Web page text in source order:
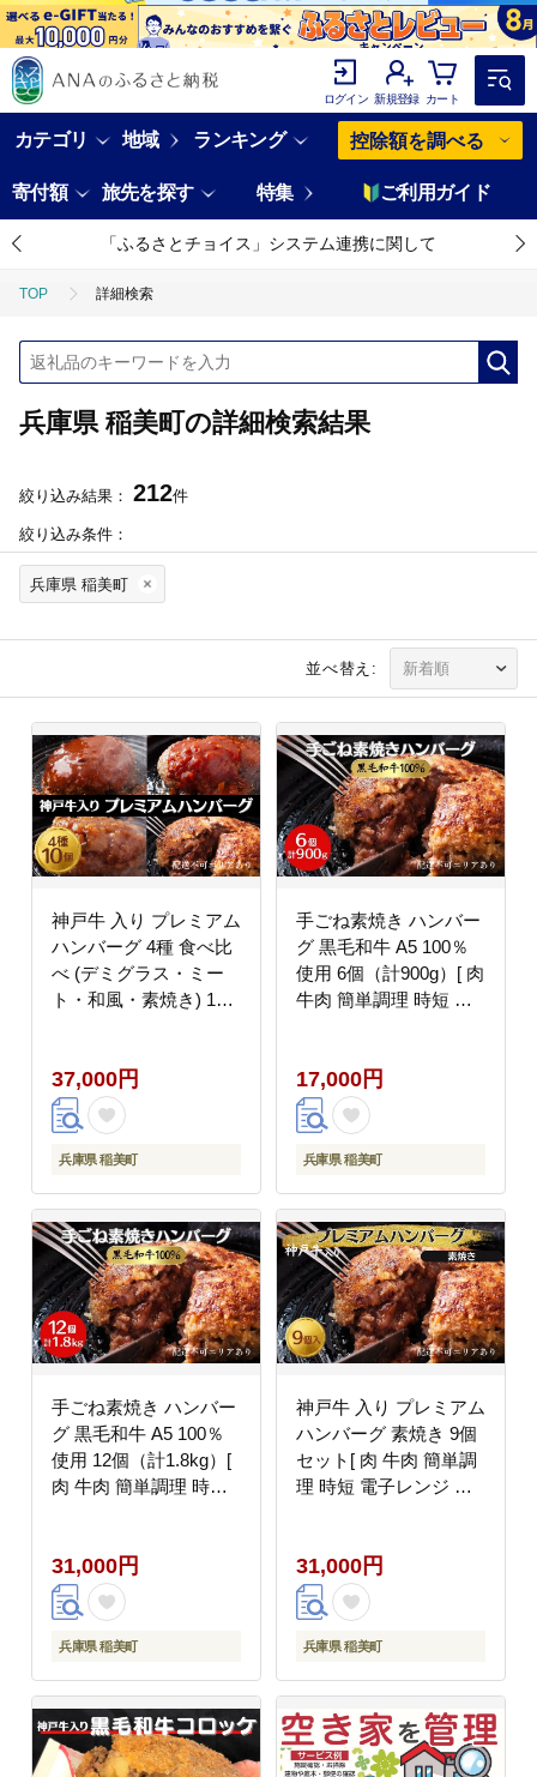
ログイン 新規登録 カート
カテゴリ 地域 ランキング 控除額を調べる
寄付額 旅先を探す 特集 ご利用ガイド
「ふるさとチョイス」システム連携に関して
TOP 詳細検索
兵庫県 稲美町の詳細検索結果
絞り込み結果： 212件
絞り込み条件：
兵庫県 稲美町
並べ替え:
神戸牛 入り プレミアム
ハンバーグ 4種 食べ比
べ (デミグラス・ミー
ト・和風・素焼き) 10
湯煎 小分け 個包装 ]
37,000円
兵庫県 稲美町
手ごね素焼き ハンバー
グ 黒毛和牛 A5 100％
使用 6個（計900g）[ 肉
牛肉 簡単調理 時短 電
17,000円
兵庫県 稲美町
手ごね素焼き ハンバー
グ 黒毛和牛 A5 100％
使用 12個（計1.8kg）[
肉 牛肉 簡単調理 時短
31,000円
兵庫県 稲美町
神戸牛 入り プレミアム
ハンバーグ 素焼き 9個
セット[ 肉 牛肉 簡単調
理 時短 電子レンジ 湯
31,000円
兵庫県 稲美町